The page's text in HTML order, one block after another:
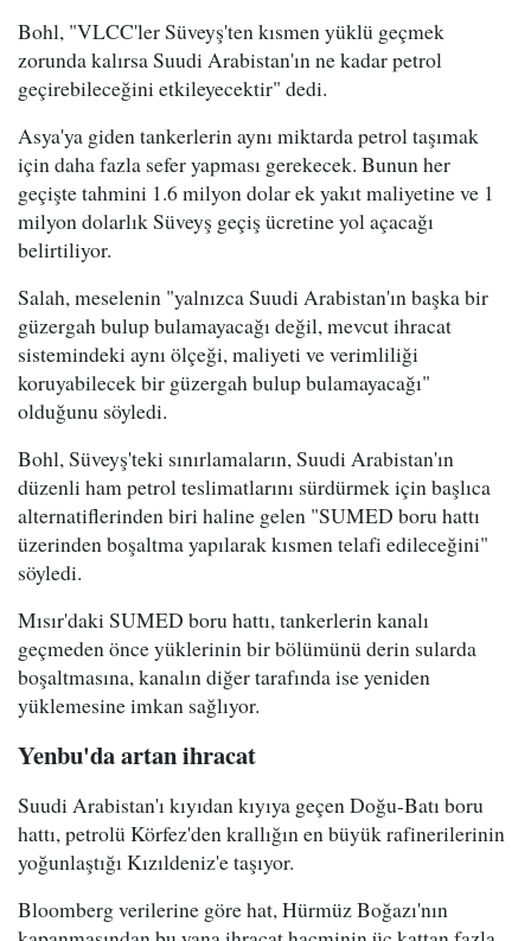
Bohl, "VLCC'ler Süveyş'ten kısmen yüklü geçmek
zorunda kalırsa Suudi Arabistan'ın ne kadar petrol
geçirebileceğini etkileyecektir" dedi.
Asya'ya giden tankerlerin aynı miktarda petrol taşımak
için daha fazla sefer yapması gerekecek. Bunun her
geçişte tahmini 1.6 milyon dolar ek yakıt maliyetine ve 1
milyon dolarlık Süveyş geçiş ücretine yol açacağı
belirtiliyor.
Salah, meselenin "yalnızca Suudi Arabistan'ın başka bir
güzergah bulup bulamayacağı değil, mevcut ihracat
sistemindeki aynı ölçeği, maliyeti ve verimliliği
koruyabilecek bir güzergah bulup bulamayacağı"
olduğunu söyledi.
Bohl, Süveyş'teki sınırlamaların, Suudi Arabistan'ın
düzenli ham petrol teslimatlarını sürdürmek için başlıca
alternatiflerinden biri haline gelen "SUMED boru hattı
üzerinden boşaltma yapılarak kısmen telafi edileceğini"
söyledi.
Mısır'daki SUMED boru hattı, tankerlerin kanalı
geçmeden önce yüklerinin bir bölümünü derin sularda
boşaltmasına, kanalın diğer tarafında ise yeniden
yüklemesine imkan sağlıyor.
Yenbu'da artan ihracat
Suudi Arabistan'ı kıyıdan kıyıya geçen Doğu-Batı boru
hattı, petrolü Körfez'den krallığın en büyük rafinerilerinin
yoğunlaştığı Kızıldeniz'e taşıyor.
Bloomberg verilerine göre hat, Hürmüz Boğazı'nın